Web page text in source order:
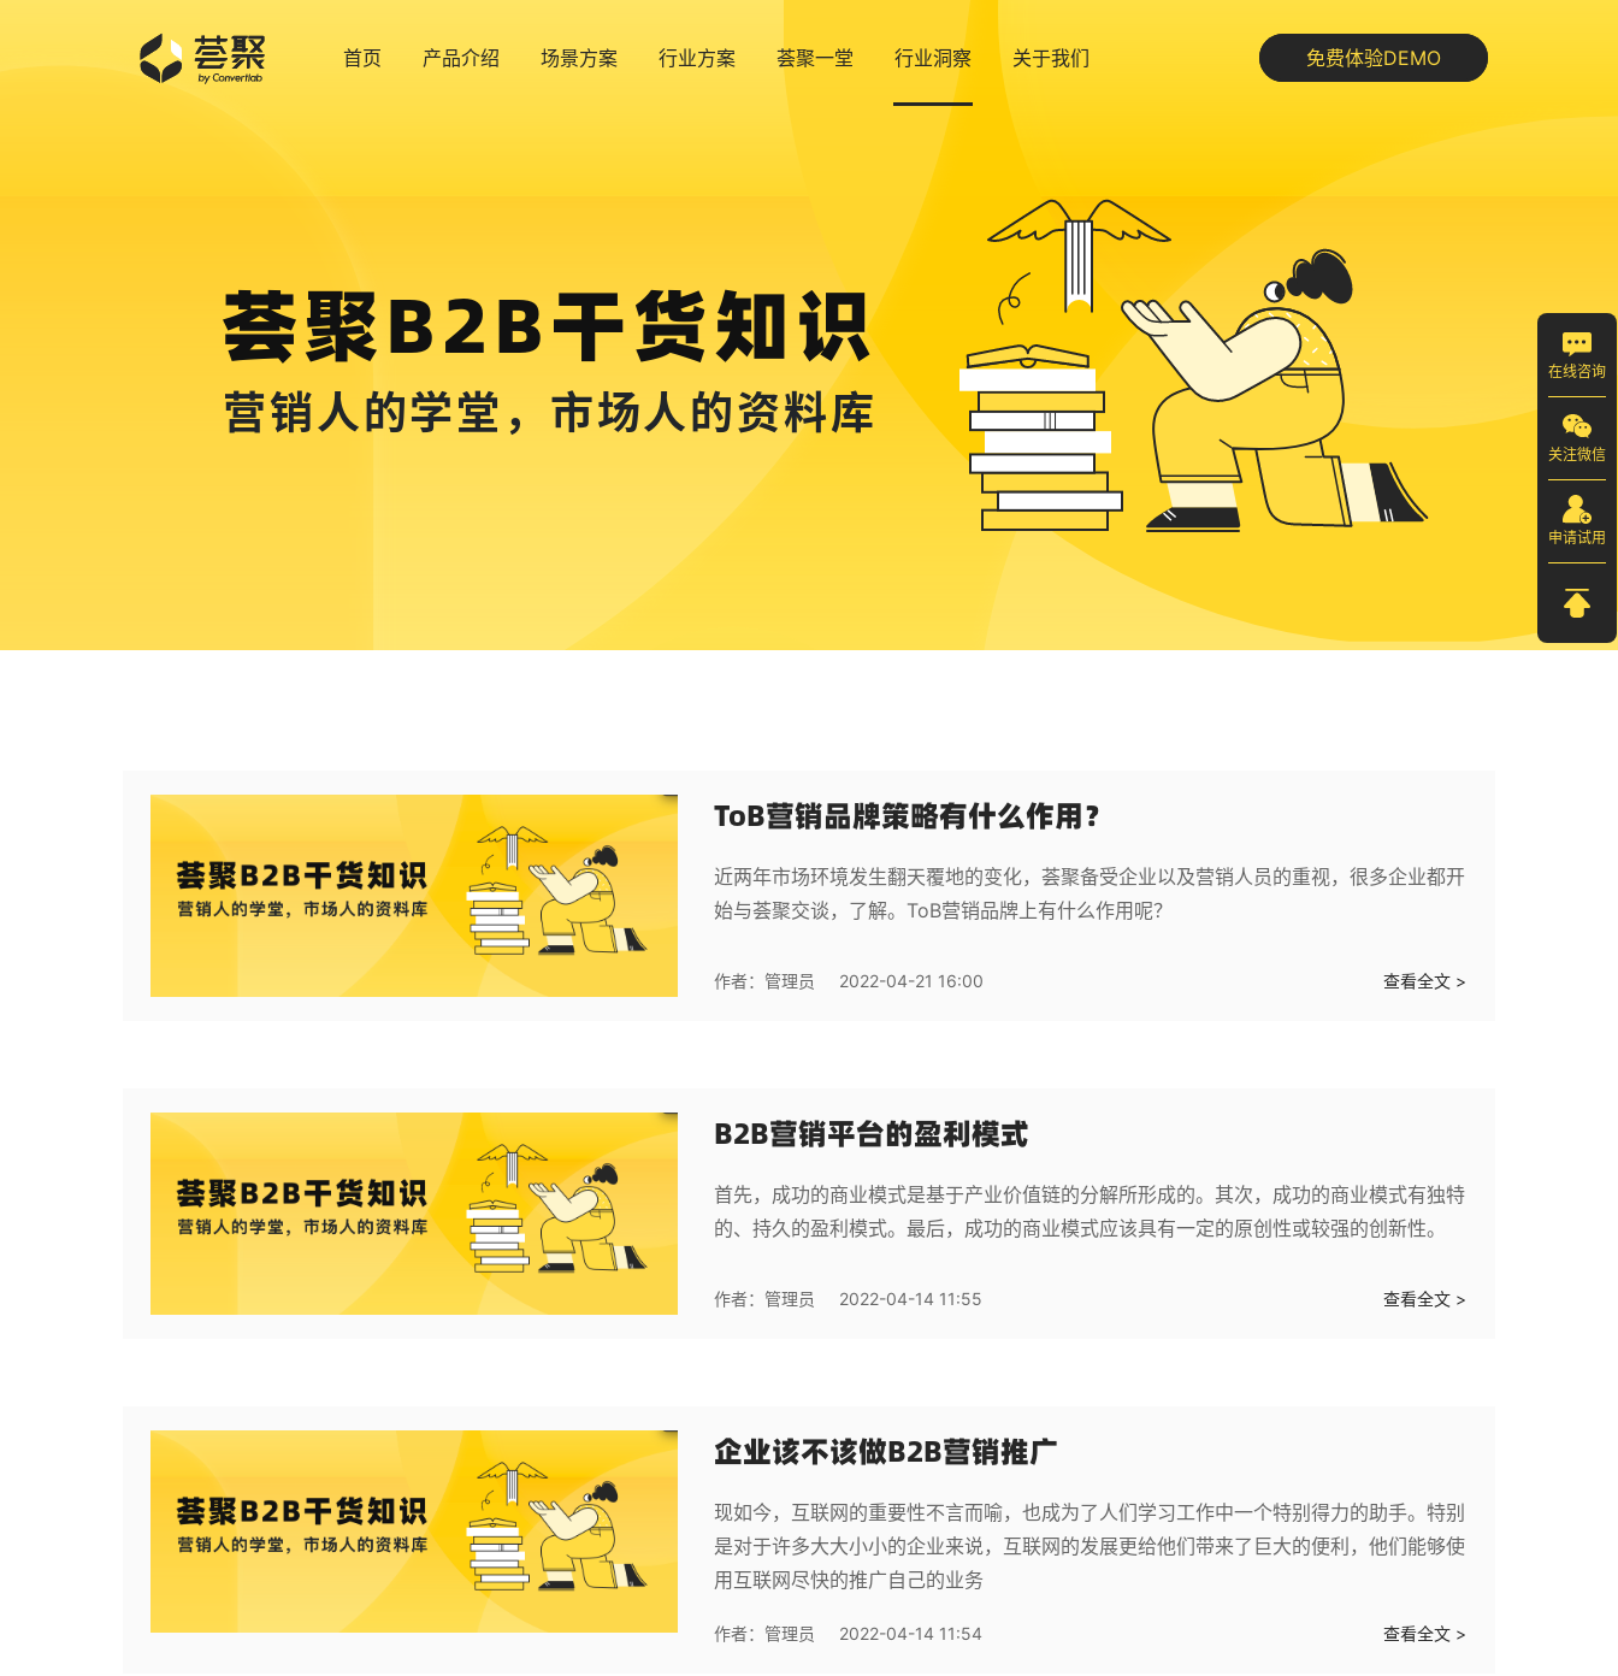
首页 产品介绍 场景方案 行业方案 荟聚一堂 行业洞察 关于我们 免费体验DEMO
荟聚B2B干货知识
营销人的学堂，市场人的资料库
ToB营销品牌策略有什么作用？
近两年市场环境发生翻天覆地的变化，荟聚备受企业以及营销人员的重视，很多企业都开
始与荟聚交谈，了解。ToB营销品牌上有什么作用呢？
作者：管理员 2022-04-21 16:00 查看全文 >
B2B营销平台的盈利模式
首先，成功的商业模式是基于产业价值链的分解所形成的。其次，成功的商业模式有独特
的、持久的盈利模式。最后，成功的商业模式应该具有一定的原创性或较强的创新性。
作者：管理员 2022-04-14 11:55 查看全文 >
企业该不该做B2B营销推广
现如今，互联网的重要性不言而喻，也成为了人们学习工作中一个特别得力的助手。特别
是对于许多大大小小的企业来说，互联网的发展更给他们带来了巨大的便利，他们能够使
用互联网尽快的推广自己的业务
作者：管理员 2022-04-14 11:54 查看全文 >
在线咨询
关注微信
申请试用